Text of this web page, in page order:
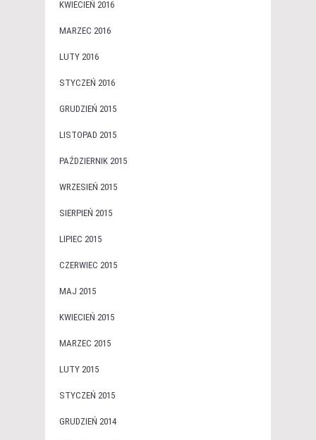
KWIECIEŃ 2016
MARZEC 2016
LUTY 2016
STYCZEŃ 2016
GRUDZIEŃ 2015
LISTOPAD 2015
PAŹDZIERNIK 2015
WRZESIEŃ 2015
SIERPIEŃ 2015
LIPIEC 2015
CZERWIEC 2015
MAJ 2015
KWIECIEŃ 2015
MARZEC 2015
LUTY 2015
STYCZEŃ 2015
GRUDZIEŃ 2014